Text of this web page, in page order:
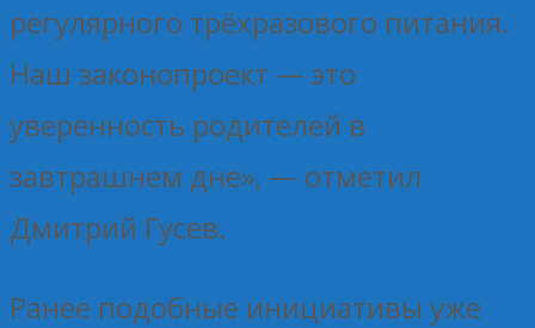
регулярного трёхразового питания.
Наш законопроект — это
уверенность родителей в
завтрашнем дне», — отметил
Дмитрий Гусев.
Ранее подобные инициативы уже